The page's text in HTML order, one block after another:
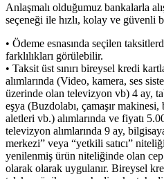
Anlaşmalı olduğumuz bankalarla
seçeneği ile hızlı, kolay ve güvenli
• Ödeme esnasında seçilen
farklılıkları görülebilir.
• Taksit üst sınırı bireysel kredi
alımlarında (Video, kamera, ses
üzerinde olan televizyon vb) 4 ay,
eşya (Buzdolabı, çamaşır
aletleri vb.) alımlarında ve fiyatı
televizyon alımlarında 9 ay,
merkezi” veya “yetkili satıcı”
yenilenmiş ürün niteliğinde olan
olarak olarak uygulanır. Bireysel